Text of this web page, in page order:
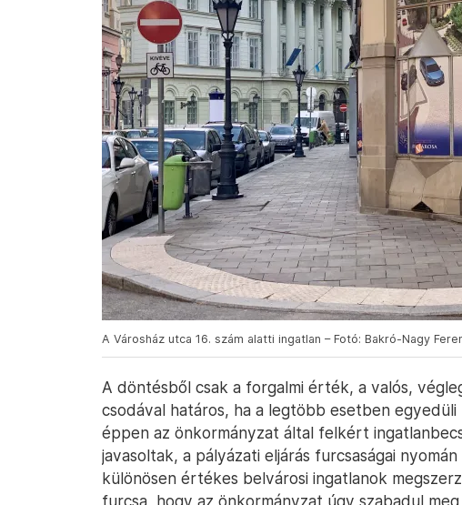
A Városház utca 16. szám alatti ingatlan – Fotó: Bakró-Nagy
A döntésből csak a forgalmi érték, a valós,
csodával határos, ha a legtöbb esetben
éppen az önkormányzat által felkért
javasoltak, a pályázati eljárás furcsaságai
különösen értékes belvárosi ingatlanok
furcsa, hogy az önkormányzat úgy szabadul